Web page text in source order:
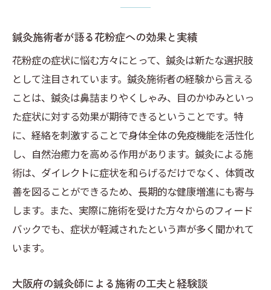
鍼灸施術者が語る花粉症への効果と実績
花粉症の症状に悩む方々にとって、鍼灸は新たな選択肢
として注目されています。鍼灸施術者の経験から言える
ことは、鍼灸は鼻詰まりやくしゃみ、目のかゆみといっ
た症状に対する効果が期待できるということです。特
に、経絡を刺激することで身体全体の免疫機能を活性化
し、自然治癒力を高める作用があります。鍼灸による施
術は、ダイレクトに症状を和らげるだけでなく、体質改
善を図ることができるため、長期的な健康増進にも寄与
します。また、実際に施術を受けた方々からのフィード
バックでも、症状が軽減されたという声が多く聞かれて
います。
大阪府の鍼灸師による施術の工夫と経験談